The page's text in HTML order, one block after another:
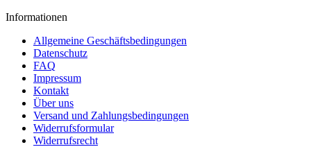
Informationen
Allgemeine Geschäftsbedingungen
Datenschutz
FAQ
Impressum
Kontakt
Über uns
Versand und Zahlungsbedingungen
Widerrufsformular
Widerrufsrecht